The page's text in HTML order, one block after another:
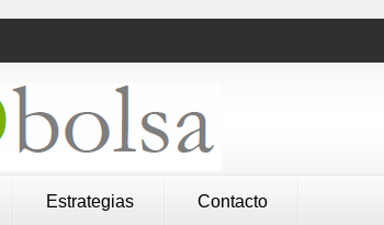
Estrategias Contacto